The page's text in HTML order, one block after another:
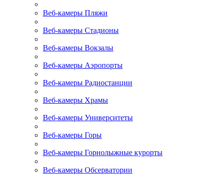
Веб-камеры Пляжи
Веб-камеры Стадионы
Веб-камеры Вокзалы
Веб-камеры Аэропорты
Веб-камеры Радиостанции
Веб-камеры Храмы
Веб-камеры Университеты
Веб-камеры Горы
Веб-камеры Горнолыжные курорты
Веб-камеры Обсерватории